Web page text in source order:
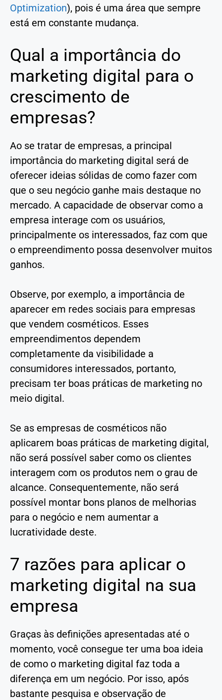
Optimization), pois é uma área que sempre
está em constante mudança.
Qual a importância do
marketing digital para o
crescimento de
empresas?
Ao se tratar de empresas, a principal
importância do marketing digital será de
oferecer ideias sólidas de como fazer com
que o seu negócio ganhe mais destaque no
mercado. A capacidade de observar como a
empresa interage com os usuários,
principalmente os interessados, faz com que
o empreendimento possa desenvolver muitos
ganhos.
Observe, por exemplo, a importância de
aparecer em redes sociais para empresas
que vendem cosméticos. Esses
empreendimentos dependem
completamente da visibilidade a
consumidores interessados, portanto,
precisam ter boas práticas de marketing no
meio digital.
Se as empresas de cosméticos não
aplicarem boas práticas de marketing digital,
não será possível saber como os clientes
interagem com os produtos nem o grau de
alcance. Consequentemente, não será
possível montar bons planos de melhorias
para o negócio e nem aumentar a
lucratividade deste.
7 razões para aplicar o
marketing digital na sua
empresa
Graças às definições apresentadas até o
momento, você consegue ter uma boa ideia
de como o marketing digital faz toda a
diferença em um negócio. Por isso, após
bastante pesquisa e observação de